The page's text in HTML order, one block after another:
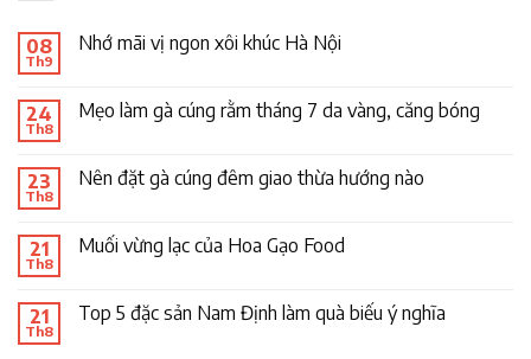
08
Th9
Nhớ mãi vị ngon xôi khúc Hà Nội
24
Th8
Mẹo làm gà cúng rằm tháng 7 da vàng, căng bóng
23
Th8
Nên đặt gà cúng đêm giao thừa hướng nào
21
Th8
Muối vừng lạc của Hoa Gạo Food
21
Th8
Top 5 đặc sản Nam Định làm quà biếu ý nghĩa